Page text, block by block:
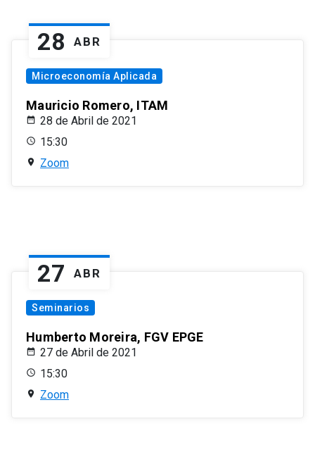
28 ABR
Microeconomía Aplicada
Mauricio Romero, ITAM
28 de Abril de 2021
15:30
Zoom
27 ABR
Seminarios
Humberto Moreira, FGV EPGE
27 de Abril de 2021
15:30
Zoom